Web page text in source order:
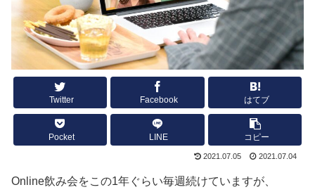
Twitter Facebook はてブ
Pocket LINE コピー
2021.07.05 2021.07.04
Online飲み会をこの1年ぐらい毎週続けていますが、